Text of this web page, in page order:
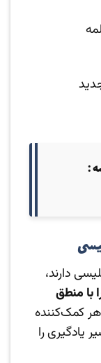
:‌
دارند،
با منطق
کمک‌کننده
یادگیری را